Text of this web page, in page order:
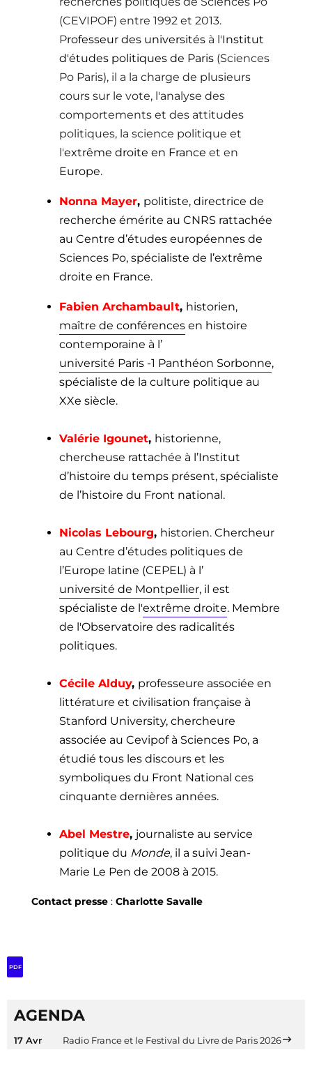
(CEVIPOF) entre 1992 et 2013.
Professeur des universités à l'Institut
d'études politiques de Paris (Sciences
Po Paris), il a la charge de plusieurs
cours sur le vote, l'analyse des
comportements et des attitudes
politiques, la science politique et
l'extrême droite en France et en
Europe.
Nonna Mayer, politiste, directrice de
recherche émérite au CNRS rattachée
au Centre d’études européennes de
Sciences Po, spécialiste de l’extrême
droite en France.
Fabien Archambault, historien,
maître de conférences en histoire
contemporaine à l’
université Paris -1 Panthéon Sorbonne,
spécialiste de la culture politique au
XXe siècle.
Valérie Igounet, historienne,
chercheuse rattachée à l’Institut
d’histoire du temps présent, spécialiste
de l’histoire du Front national.
Nicolas Lebourg, historien. Chercheur
au Centre d’études politiques de
l’Europe latine (CEPEL) à l’
université de Montpellier, il est
spécialiste de l'extrême droite. Membre
de l'Observatoire des radicalités
politiques.
Cécile Alduy, professeure associée en
littérature et civilisation française à
Stanford University, chercheure
associée au Cevipof à Sciences Po, a
étudié tous les discours et les
symboliques du Front National ces
cinquante dernières années.
Abel Mestre, journaliste au service
politique du Monde, il a suivi Jean-
Marie Le Pen de 2008 à 2015.
Contact presse : Charlotte Savalle
PDF
AGENDA
17 Avr Radio France et le Festival du Livre de Paris 2026